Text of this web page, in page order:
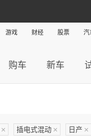
游戏 财经 股票 汽
购车 新车
× 插电式混动 × 日产 ×